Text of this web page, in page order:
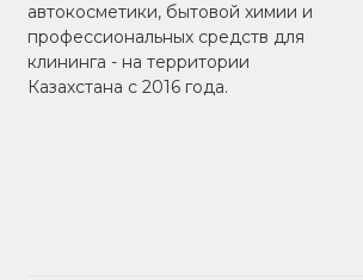
автокосметики, бытовой химии и
профессиональных средств для
клининга - на территории
Казахстана с 2016 года.